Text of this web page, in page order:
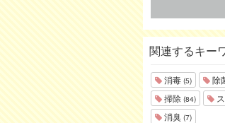
関連するキー
消毒 (5) 除
掃除 (84)
消臭 (7)